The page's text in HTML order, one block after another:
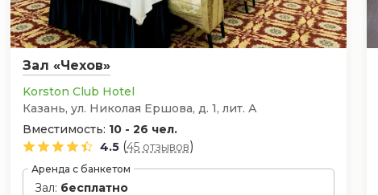
Зал «Чехов»
Korston Club Hotel
Казань, ул. Николая Ершова, д. 1, лит. А
Вместимость: 10 - 26 чел.
4.5 (45 отзывов)
Аренда с банкетом
Зал: бесплатно